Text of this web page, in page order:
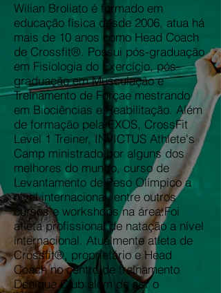
Wilian Broliato é formado em
educação física desde 2006, atua há
mais de 10 anos como Head Coach
de Crossfit®. Possui pós-graduação
em Fisiologia do Exercício, pós-
graduação em Musculação e
Treinamento de Forçae mestrando
em Biociências e Reabilitação. Além
de formação pela EXOS, CrossFit
Level 1 Treiner, INVICTUS Athlete's
Camp ministrado por alguns dos
melhores do mundo, curso de
Levantamento de Peso Olímpico a
nível internacional, entre outros
cursos e workshops na área.​Foi
atleta profissional de natação a nível
internacional. Atualmente atleta de
Crossfit®, proprietário e Head
Coach no centro de treinamento
Denique Club além de ser o